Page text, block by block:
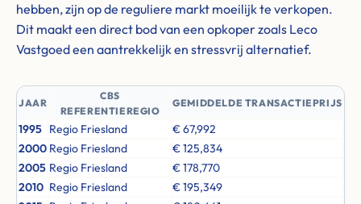
hebben, zijn op de reguliere markt moeilijk te verkopen.
Dit maakt een direct bod van een opkoper zoals Leco
Vastgoed een aantrekkelijk en stressvrij alternatief.
JAAR
CBS
REFERENTIEREGIO
GEMIDDELDE TRANSACTIEPRIJS
1995 Regio Friesland
€ 67,992
2000 Regio Friesland
€ 125,834
2005 Regio Friesland
€ 178,770
2010 Regio Friesland
€ 195,349